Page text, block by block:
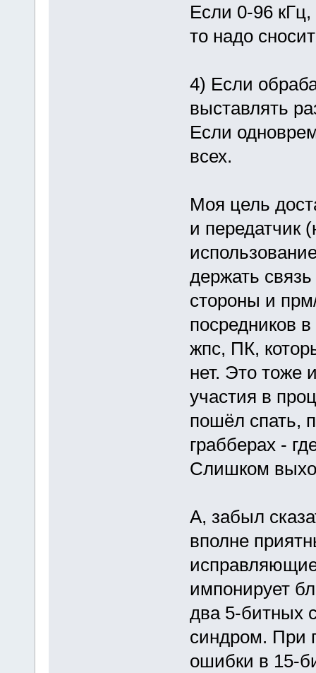
Если 0-96
то надо
4) Если
выставлять
Если
всех.
Моя цель
и передатчик
держать
стороны и
посредников
жпс, ПК,
нет. Это тоже
участия в
пошёл спать,
грабберах -
Слишком
А, забыл
вполне
импонирует
два 5-битных
синдром. При
ошибки в 15-